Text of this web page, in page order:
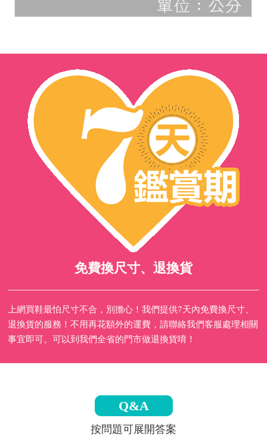
免費換尺寸、退換貨
上網買鞋最怕尺寸不合，別擔心！我們提供7天內免費換尺寸、
退換貨的服務！不用再花額外的運費，請聯絡我們客服處理相關
事宜即可。可以到我們全省的門市做退換貨唷！
Q&A
按問題可展開答案